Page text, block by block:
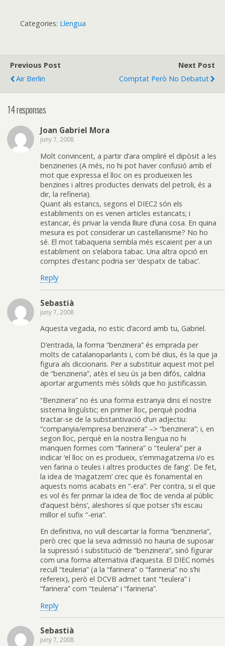
Categories: Llengua
Previous Post
Air Berlin
Next Post
Comptat Però No Debatut
14 responses
Joan Gabriel Mora
juny 7, 2008
Molt convincent, a partir d’ara ompliré el dipòsit a les
benzineries (A més, no hi pot haver confusió amb el
mot que expressa el lloc on es produeixen les
benzines i altres productes derivats del petroli, és a
dir, la refineria).
Quant als estancs, segons el DIEC2 són els
establiments on es venen articles estancats; i
estancar, és privar la venda lliure d’una cosa. En quina
mesura es pot considerar un castellanisme? No ho
sé. El mot tabaqueria sembla més escaient per a un
establiment on s’elabora tabac. Una altra opció en
comptes d’estanc podria ser ‘despatx de tabac’.
Reply
Sebastià
juny 7, 2008
Aquesta vegada, no estic d’acord amb tu, Gabriel.
D’entrada, la forma “benzinera” és emprada per
molts de catalanoparlants i, com bé dius, és la que ja
figura als diccionaris. Per a substituir aquest mot pel
de “benzineria”, atès el seu ús ja ben difós, caldria
aportar arguments més sòlids que ho justificassin.
“Benzinera” no és una forma estranya dins el nostre
sistema lingüístic; en primer lloc, perquè podria
tractar-se de la substantivació d’un adjectiu:
“companyia/empresa benzinera” –> “benzinera”; i, en
segon lloc, perquè en la nostra llengua no hi
manquen formes com “farinera” o “teulera” per a
indicar ‘el lloc on es produeix, s’emmagatzema i/o es
ven farina o teules i altres productes de fang’. De fet,
la idea de ‘magatzem’ crec que és fonamental en
aquests noms acabats en “-era”. Per contra, si el que
es vol és fer primar la idea de ‘lloc de venda al públic
d’aquest béns’, aleshores sí que potser s’hi escau
millor el sufix “-eria”.
En definitiva, no vull descartar la forma “benzineria”,
però crec que la seva admissió no hauria de suposar
la supressió i substitució de “benzinera”, sinó figurar
com una forma alternativa d’aquesta. El DIEC només
recull “teuleria” (a la “farinera” o “farineria” no s’hi
refereix), però el DCVB admet tant “teulera” i
“farinera” com “teuleria” i “farineria”.
Reply
Sebastià
juny 7, 2008